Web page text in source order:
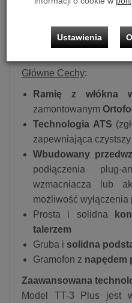
wytrzymałość.
niezwykle prosta -
Główne Cechy:
Ramię z włókna
zamontowanym
Technologia ATS
zapewniająca
Wbudowany
podłączenia plug-
wzmacniacza lub
możliwość
Prosta i solidna
talerzem
Gruba i solidna
Gramofon z napędem
Zaawansowana
Model TT-3 Plus jest
Ustawienia